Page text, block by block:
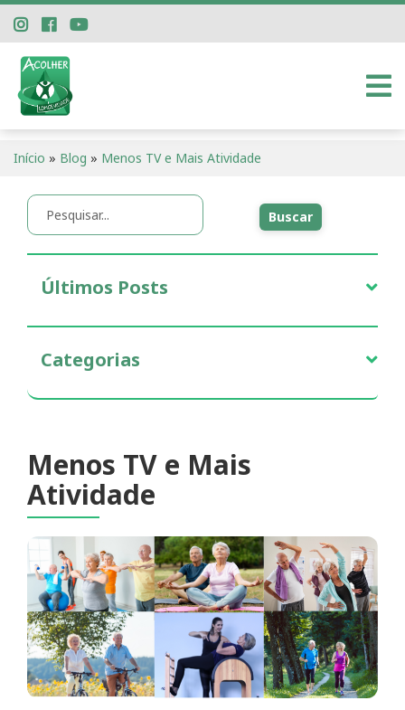
Início » Blog » Menos TV e Mais Atividade
Menos TV e Mais
Atividade
Buscar
Últimos Posts
Categorias